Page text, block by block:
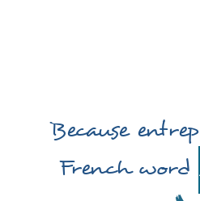
Because
French word